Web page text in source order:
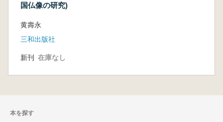
国仏像の研究)
黄壽永
三和出版社
新刊 在庫なし
本を探す